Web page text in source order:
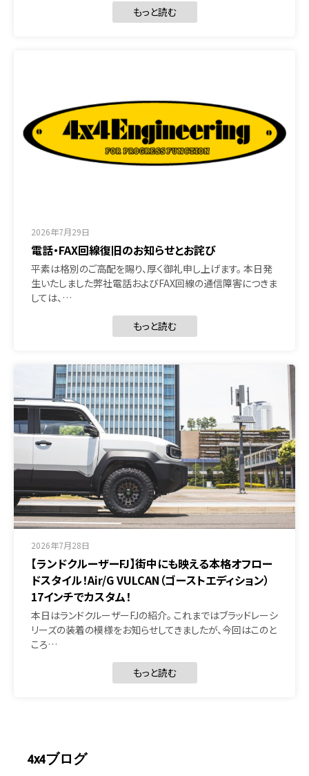
もっと読む
2026年7月29日
電話・FAX回線復旧のお知らせとお詫び
平素は格別のご高配を賜り、厚く御礼申し上げます。 本日発
生いたしました弊社電話およびFAX回線の通信障害につきま
しては、…
もっと読む
2026年7月28日
【ランドクルーザーFJ】街中にも映える本格オフロー
ドスタイル！Air/G VULCAN（ゴーストエディション）
17インチでカスタム！
本日はランドクルーザーFJの紹介。 これまではブラッドレーシ
リーズの装着の模様をお知らせしてきましたが、今回はこのと
ころ…
もっと読む
4x4ブログ